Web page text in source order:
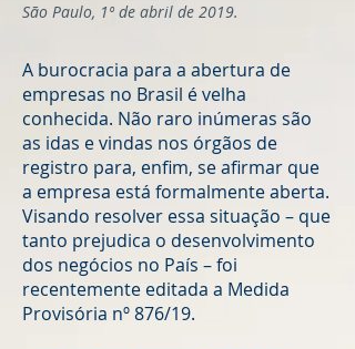
São Paulo, 1º de abril de 2019.
A burocracia para a abertura de
empresas no Brasil é velha
conhecida. Não raro inúmeras são
as idas e vindas nos órgãos de
registro para, enfim, se afirmar que
a empresa está formalmente aberta.
Visando resolver essa situação – que
tanto prejudica o desenvolvimento
dos negócios no País – foi
recentemente editada a Medida
Provisória nº 876/19.